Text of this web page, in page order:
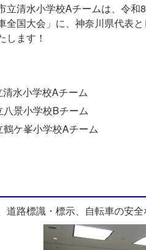
立清水小学校Aチームは、令
全国大会」に、神奈川県代表と
します！
水小学校Aチーム
景小学校Bチーム
ケ峯小学校Aチーム
路標識・標示、自転車の安全